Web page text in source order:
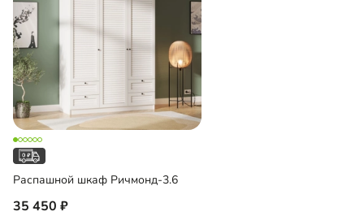
Распашной шкаф Ричмонд-3.6
35 450